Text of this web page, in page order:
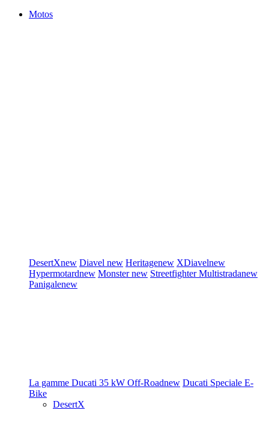
Motos
DesertXnew Diavel new Heritagenew XDiavelnew
Hypermotardnew Monsternew StreetfighterMultistradanew
Panigalenew
La gamme Ducati 35 kW Off-Roadnew Ducati Speciale E-
Bike
DesertX